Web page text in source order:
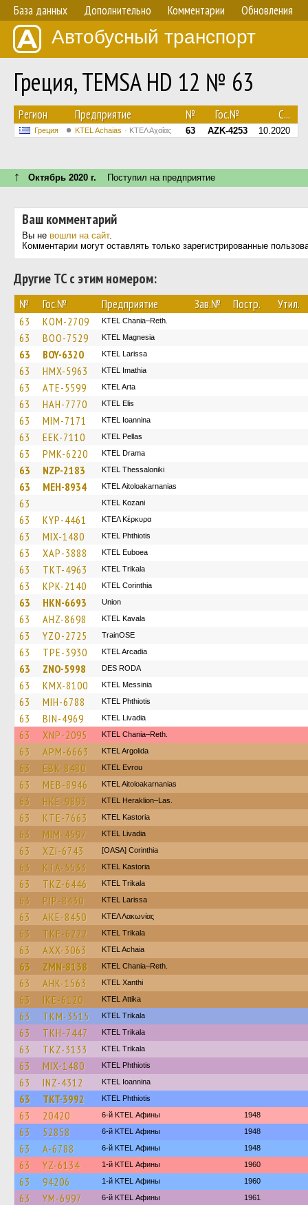
База данных Дополнительно Комментарии Обновления
Автобусный транспорт
Греция, TEMSA HD 12 № 63
Регион Предприятие № Гос.№ С...
Греция KTEL Achaias ΚΤΕΛ Αχαΐας 63 AZK-4253 10.2020
↑ Октябрь 2020 г. Поступил на предприятие
Ваш комментарий
Вы не вошли на сайт.
Комментарии могут оставлять только зарегистрированные
Другие ТС с этим номером:
№ Гос.№ Предприятие Зав.№ Постр. Утил.
63 KOM-2709 KTEL Chania–Reth.
63 BOO-7529 ΚΤΕL Magnesia
63 BOY-6320 KTEL Larissa
63 HMX-5963 KTEL Imathia
63 ATE-5599 KTEL Arta
63 HAH-7770 KTEL Elis
63 MIM-7171 KTEL Ioannina
63 EEK-7110 KTEL Pellas
63 PMK-6220 KTEL Drama
63 NZP-2183 KTEL Thessaloniki
63 MEH-8934 KTEL Aitoloakarnanias
63 ΚΤΕL Kozani
63 KYP-4461 ΚΤΕΛ Κέρκυρα
63 MIX-1480 ΚΤΕL Phthiotis
63 XAP-3888 ΚΤΕL Euboea
63 TKT-4963 ΚΤΕL Τrikala
63 KPK-2140 KTEL Corinthia
63 HKN-6693 Union
63 AHZ-8698 KTEL Kavala
63 YZO-2725 TrainΟSE
63 TPE-3930 KTEL Arcadia
63 ZNO-5998 DES RODA
63 KMX-8100 KTEL Messinia
63 MIH-6788 ΚΤΕL Phthiotis
63 BIN-4969 KTEL Livadia
63 XNP-2095 KTEL Chania–Reth.
63 APM-6663 KTEL Argolida
63 EBK-8480 KTEL Evrou
63 MEB-8946 KTEL Aitoloakarnanias
63 HKE-9893 KTEL Heraklion–Las.
63 KTE-7663 KTEL Kastoria
63 MIM-4597 KTEL Livadia
63 XZI-6743 [OASA] Corinthia
63 KTA-5533 KTEL Kastoria
63 TKZ-6446 ΚΤΕL Τrikala
63 PIP-8430 KTEL Larissa
63 AKE-8450 ΚΤΕΛ Λακωνίας
63 TKE-6222 ΚΤΕL Τrikala
63 AXX-3063 KTEL Achaia
63 ZMN-8138 KTEL Chania–Reth.
63 AHK-1563 KTEL Xanthi
63 IKE-6120 KΤΕL Αttika
63 TKM-3515 ΚΤΕL Τrikala
63 TKH-7447 ΚΤΕL Τrikala
63 TKZ-3133 ΚΤΕL Τrikala
63 MIX-1480 ΚΤΕL Phthiotis
63 INZ-4312 KTEL Ioannina
63 TKT-3992 ΚΤΕL Phthiotis
63 20420 6-й KTEL Афины 1948
63 52858 6-й KTEL Афины 1948
63 A-6788 6-й KTEL Афины 1948
63 YZ-6134 1-й KTEL Афины 1960
63 94206 1-й KTEL Афины 1960
63 YM-6997 6-й KTEL Афины 1961